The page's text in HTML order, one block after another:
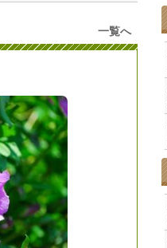
一覧へ